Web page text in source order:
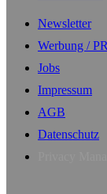
Newsletter
Werbung / PR
Jobs
Impressum
AGB
Datenschutz